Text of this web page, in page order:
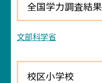
全国学力調査結果
文部科学省
校区小学校